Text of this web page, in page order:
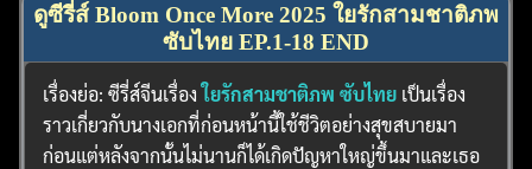
ดูซีรี่ส์ Bloom Once More 2025 ใยรักสามชาติภพ
ซับไทย EP.1-18 END
เรื่องย่อ: ซีรี่ส์จีนเรื่องใยรักสามชาติภพ ซับไทย เป็นเรื่อง
ราวเกี่ยวกับนางเอกที่ก่อนหน้านี้ใช้ชีวิตอย่างสุขสบายมา
ก่อนแต่หลังจากนั้นไม่นานก็ได้เกิดปัญหาใหญ่ขึ้นมาและเธอ